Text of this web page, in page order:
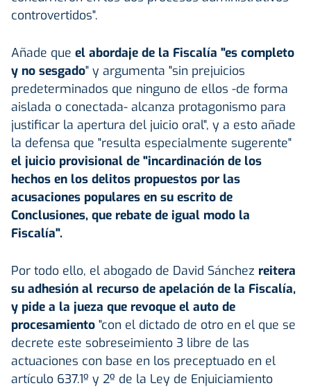
controvertidos".
Añade que el abordaje de la Fiscalía "es completo
y no sesgado" y argumenta "sin prejuicios
predeterminados que ninguno de ellos -de forma
aislada o conectada- alcanza protagonismo para
justificar la apertura del juicio oral", y a esto añade
la defensa que "resulta especialmente sugerente"
el juicio provisional de "incardinación de los
hechos en los delitos propuestos por las
acusaciones populares en su escrito de
Conclusiones, que rebate de igual modo la
Fiscalía".
Por todo ello, el abogado de David Sánchez reitera
su adhesión al recurso de apelación de la Fiscalía,
y pide a la jueza que revoque el auto de
procesamiento "con el dictado de otro en el que se
decrete este sobreseimiento 3 libre de las
actuaciones con base en los preceptuado en el
artículo 637.1º y 2º de la Ley de Enjuiciamiento